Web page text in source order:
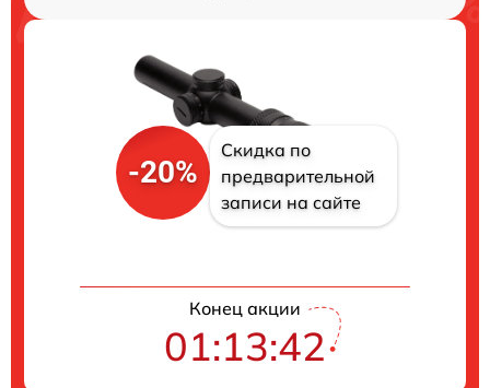
-20%
Скидка по
предварительной
записи на сайте
Конец акции
01:13:41